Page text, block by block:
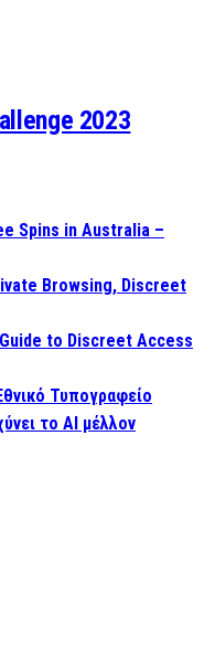
2023
Spins in Australia –
Browsing, Discreet
to Discreet Access
Τυπογραφείο
το AI μέλλον